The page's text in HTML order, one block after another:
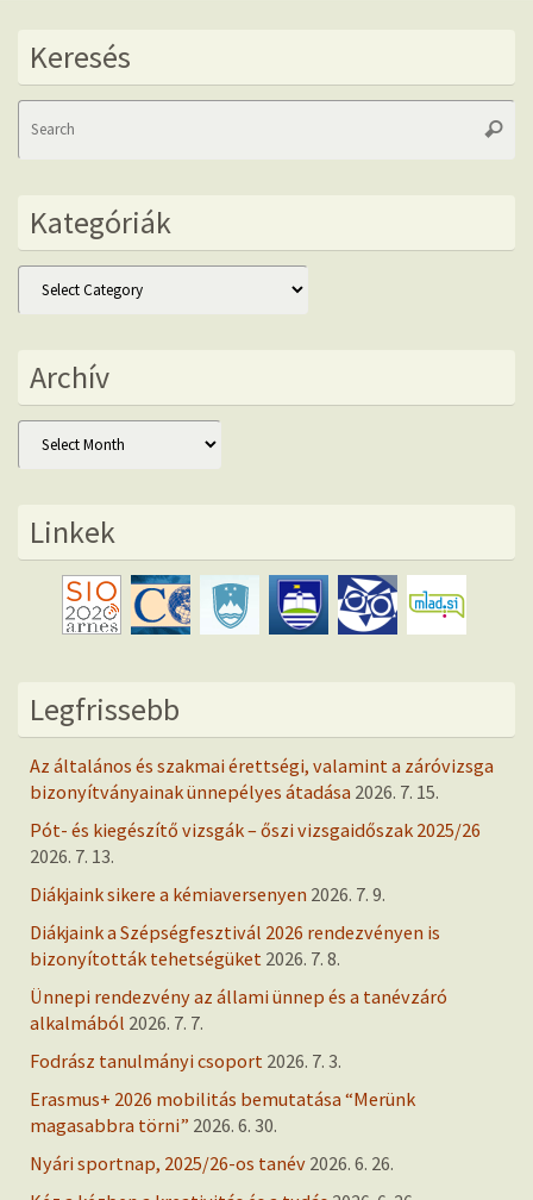
Keresés
Kategóriák
Kategóriák
Archív
Archív
Linkek
Legfrissebb
Az általános és szakmai érettségi, valamint a záróvizsga
bizonyítványainak ünnepélyes átadása 2026. 7. 15.
Pót- és kiegészítő vizsgák – őszi vizsgaidőszak 2025/26
2026. 7. 13.
Diákjaink sikere a kémiaversenyen 2026. 7. 9.
Diákjaink a Szépségfesztivál 2026 rendezvényen is
bizonyították tehetségüket 2026. 7. 8.
Ünnepi rendezvény az állami ünnep és a tanévzáró
alkalmából 2026. 7. 7.
Fodrász tanulmányi csoport 2026. 7. 3.
Erasmus+ 2026 mobilitás bemutatása “Merünk
magasabbra törni” 2026. 6. 30.
Nyári sportnap, 2025/26-os tanév 2026. 6. 26.